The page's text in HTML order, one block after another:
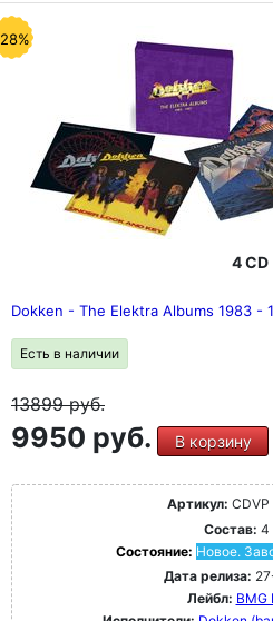
4 CD
Dokken - The Elektra Albums 1983 -
Есть в наличии
13899руб.
9950 руб. В корзину
Артикул:
Состав: 4
Состояние: Новое.
Дата релиза:
Лейбл: BMG